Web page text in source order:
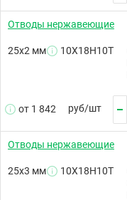
Отводы нержавеющие
25х2 мм 10Х18Н10Т
от 1 842 руб/шт
Отводы нержавеющие
25х3 мм 10Х18Н10Т